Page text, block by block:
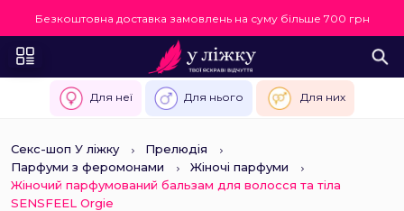
Безкоштовна доставка замовлень на суму більше 700 грн
Для неї Для нього Для них
Секс-шоп У ліжку
Прелюдія
Парфуми з феромонами
Жіночі парфуми
Жіночий парфумований бальзам для волосся та тіла
SENSFEEL Orgie